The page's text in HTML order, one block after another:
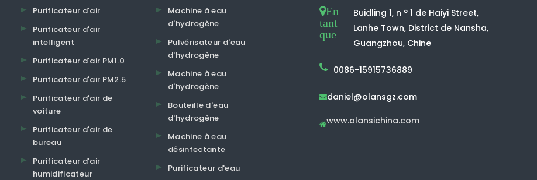
Purificateur d'air
Purificateur d'air
intelligent
Purificateur d'air PM1.0
Purificateur d'air PM2.5
Purificateur d'air de
voiture
Purificateur d'air de
bureau
Purificateur d'air
humidificateur
Machine à eau
d'hydrogène
Pulvérisateur d'eau
d'hydrogène
Machine à eau
d'hydrogène
Bouteille d'eau
d'hydrogène
Machine à eau
désinfectante
Purificateur d'eau
En
tant
que
Buidling 1, n ° 1 de Haiyi Street,
Lanhe Town, District de Nansha,
Guangzhou, Chine
0086-15915736889
daniel@olansgz.com
www.olansichina.com